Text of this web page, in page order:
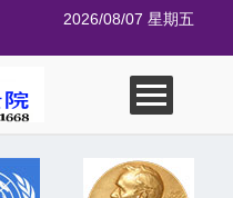
2026/08/07 星期五